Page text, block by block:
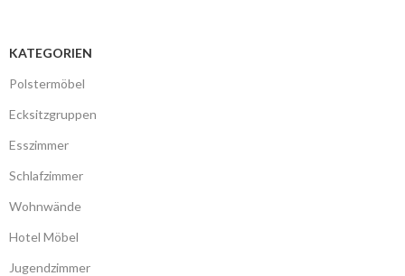
KATEGORIEN
Polstermöbel
Ecksitzgruppen
Esszimmer
Schlafzimmer
Wohnwände
Hotel Möbel
Jugendzimmer